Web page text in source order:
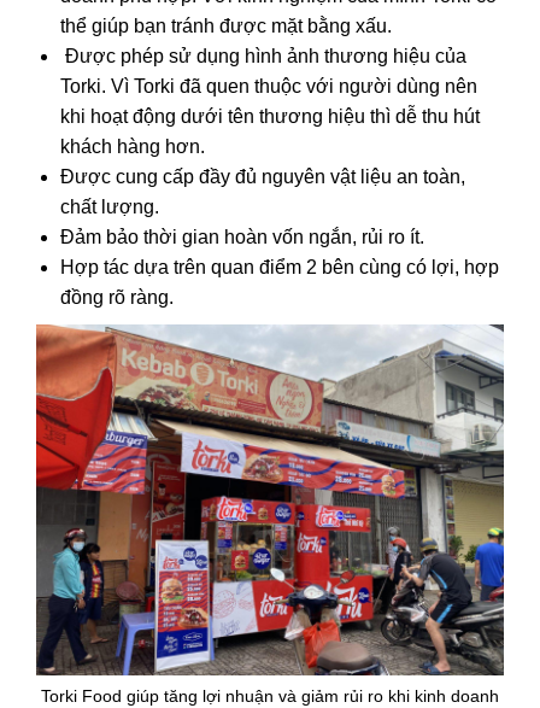
thể giúp bạn tránh được mặt bằng xấu.
Được phép sử dụng hình ảnh thương hiệu của
Torki. Vì Torki đã quen thuộc với người dùng nên
khi hoạt động dưới tên thương hiệu thì dễ thu hút
khách hàng hơn.
Được cung cấp đầy đủ nguyên vật liệu an toàn,
chất lượng.
Đảm bảo thời gian hoàn vốn ngắn, rủi ro ít.
Hợp tác dựa trên quan điểm 2 bên cùng có lợi, hợp
đồng rõ ràng.
Torki Food giúp tăng lợi nhuận và giảm rủi ro khi kinh doanh